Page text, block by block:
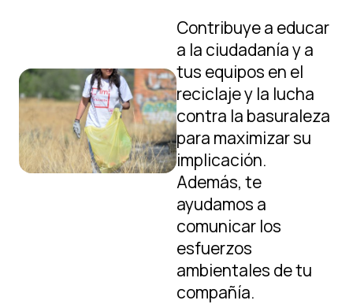
Contribuye a educar
a la ciudadanía y a
tus equipos en el
reciclaje y la lucha
contra la basuraleza
para maximizar su
implicación.
Además, te
ayudamos a
comunicar los
esfuerzos
ambientales de tu
compañía.